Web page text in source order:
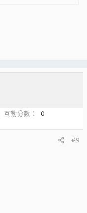
互動分數
0
#9